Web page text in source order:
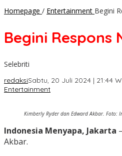
Homepage / Entertainment Begini
Begini
Selebriti
redaksiSabtu, 20 Juli 2024 | 21:44
Entertainment
Kimberly Ryder dan Edward Akbar. Foto:
Indonesia Menyapa, Jakarta
Akbar.